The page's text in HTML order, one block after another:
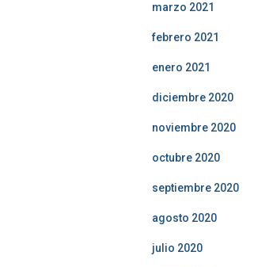
marzo 2021
febrero 2021
enero 2021
diciembre 2020
noviembre 2020
octubre 2020
septiembre 2020
agosto 2020
julio 2020